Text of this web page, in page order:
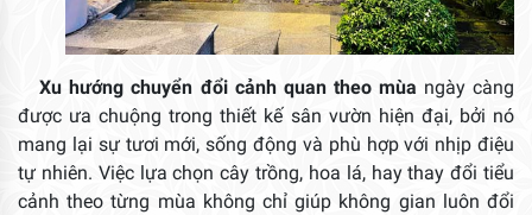
Xu hướng chuyển đổi cảnh quan theo mùa ngày càng
được ưa chuộng trong thiết kế sân vườn hiện đại, bởi nó
mang lại sự tươi mới, sống động và phù hợp với nhịp điệu
tự nhiên. Việc lựa chọn cây trồng, hoa lá, hay thay đổi tiểu
cảnh theo từng mùa không chỉ giúp không gian luôn đổi